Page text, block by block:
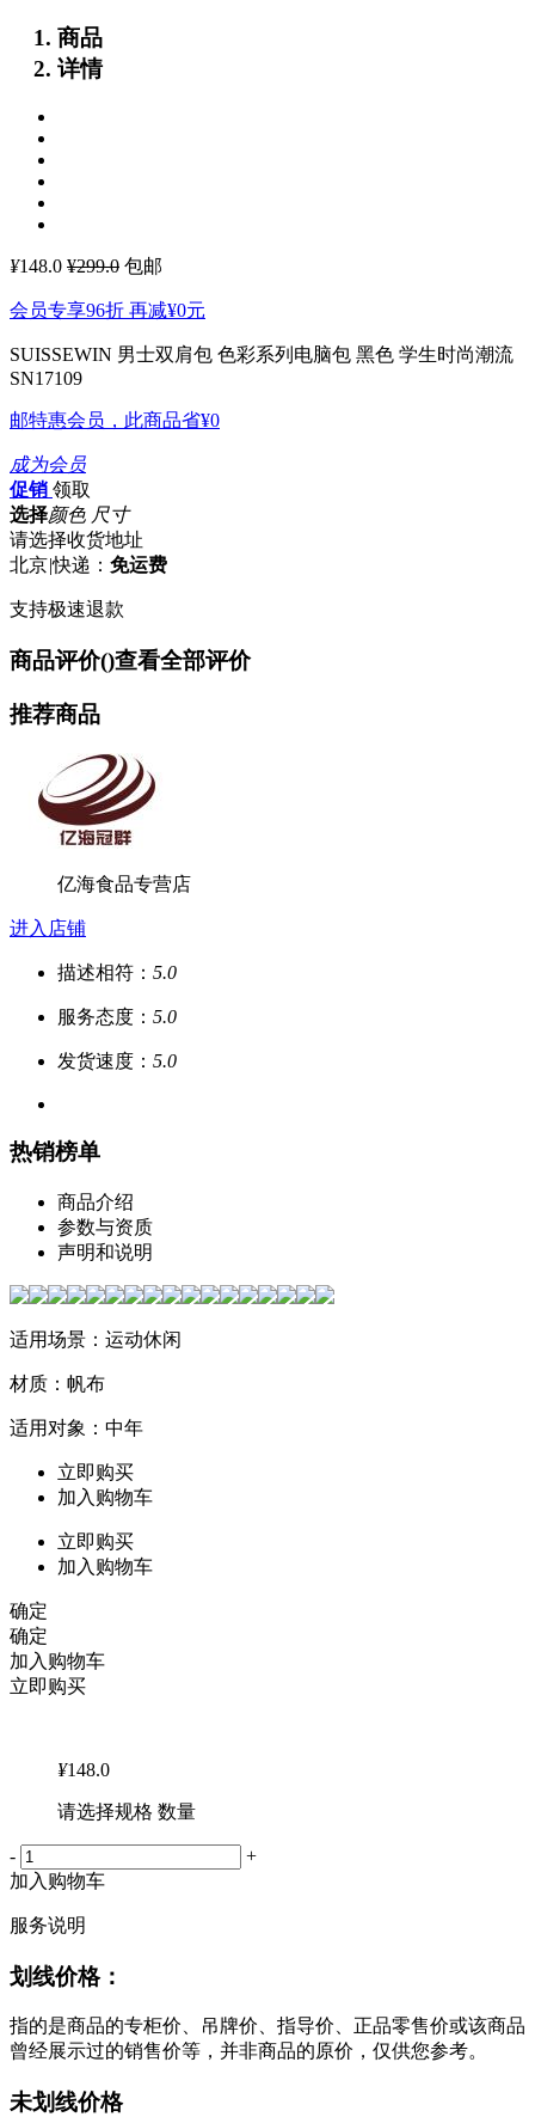
商品
详情
¥148.0 ¥299.0 包邮
会员专享96折 再减¥0元
SUISSEWIN 男士双肩包 色彩系列电脑包 黑色 学生时尚潮流
SN17109
邮特惠会员，此商品省¥0
成为会员
促销 领取
选择颜色 尺寸
请选择收货地址
北京|快递： 免运费
支持极速退款
商品评价()查看全部评价
推荐商品
亿海食品专营店
进入店铺
描述相符： 5.0
服务态度： 5.0
发货速度： 5.0
热销榜单
商品介绍
参数与资质
声明和说明
适用场景：运动休闲
材质：帆布
适用对象：中年
立即购买
加入购物车
立即购买
加入购物车
确定
确定
加入购物车
立即购买
¥148.0
请选择规格 数量
-
+
加入购物车
服务说明
划线价格：
指的是商品的专柜价、吊牌价、指导价、正品零售价或该商品
曾经展示过的销售价等，并非商品的原价，仅供您参考。
未划线价格